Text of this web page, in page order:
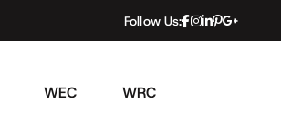
Follow Us:
WEC WRC